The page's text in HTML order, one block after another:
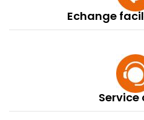
Echange
Service